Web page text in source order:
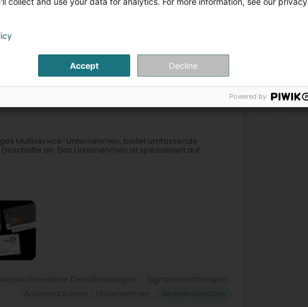
Autobahn Signalisationsarbeit und Lichttechnik
und könnten auch für Sie in Frage kommen.
7,8 km
Multiservice-Unternehmen, bietet umfassende
an. Das Unternehmen ist spezialisiert auf
Accept Decline
Powered by